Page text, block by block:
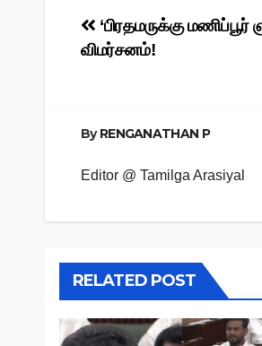
Post
navigation
‘பிரதமருக்கு
விமர்சனம்!
ByRENGANATHAN P
Editor @ Tamilga Arasiyal
RELATED POST